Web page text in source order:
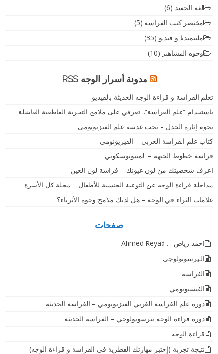
لغة الجسد (6)
مختصر كتب الفراسة (5)
ملتيميديا و فيديو (35)
وجوه المشاهير (10)
مدونة أسرار الوجه RSS
تعلم الفراسة و قراءة الوجه الحديثة بالفيديو
باستخدام “علم الفراسة”.. تعرفي على ملامح التجربة العاطفية الفاشلة
نجوم إثارة الجدل – تحت عدسة علم الفيزيونومى
كتاب علم الفراسة الغربي – الفيزيونومي
فراسة خطوط الجبهة – الميتوبوسكوبي
اعرف شخصيتك من لون عيونك – فراسة لون العين
مداخلة قراءة الوجه عن التوعية الجنسية للأطفال – مجلة كل الأسرة
علامات الثراء في الوجه – هل لديك ملامح وجوه الأثرياء؟
صفحات
احمد رياض . . Ahmed Reyad
البيرسونولوجي
الفراسة
الفيسيونومي
دورة علم الفراسة الغربي الفيزيونومي – الفراسة الحديثة
دورة قراءة الوجه بيرسونولوجي – الفراسة الحديثة
قراءة الوجه
نتيجة تجربة (إختبر مهارتك الفطرية في الفراسة و قراءة الوجه)